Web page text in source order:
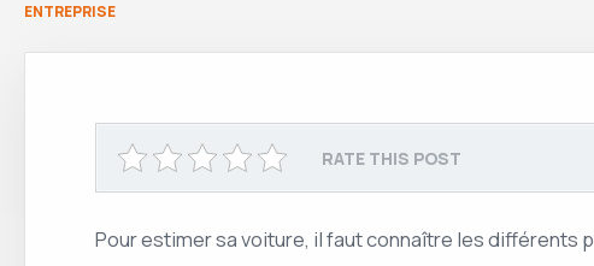
ENTREPRISE
RATE THIS POST
Pour estimer sa voiture, il faut connaître les différents